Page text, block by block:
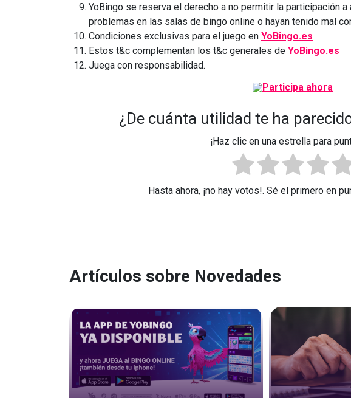
YoBingo se reserva el derecho a no permitir la participación
problemas en las salas de bingo online o hayan tenido mal
Condiciones exclusivas para el juego en YoBingo.es
Estos t&c complementan los t&c generales de YoBingo.es
Juega con responsabilidad.
¿De cuánta utilidad te ha
¡Haz clic en una estrella para
Hasta ahora, ¡no hay votos!. Sé el primero en
Artículos sobre Novedades